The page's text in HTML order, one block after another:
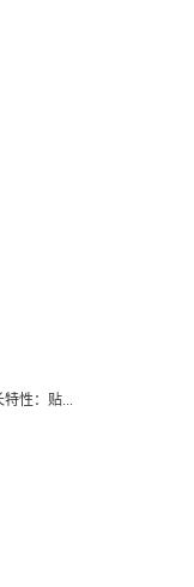
性：贴...